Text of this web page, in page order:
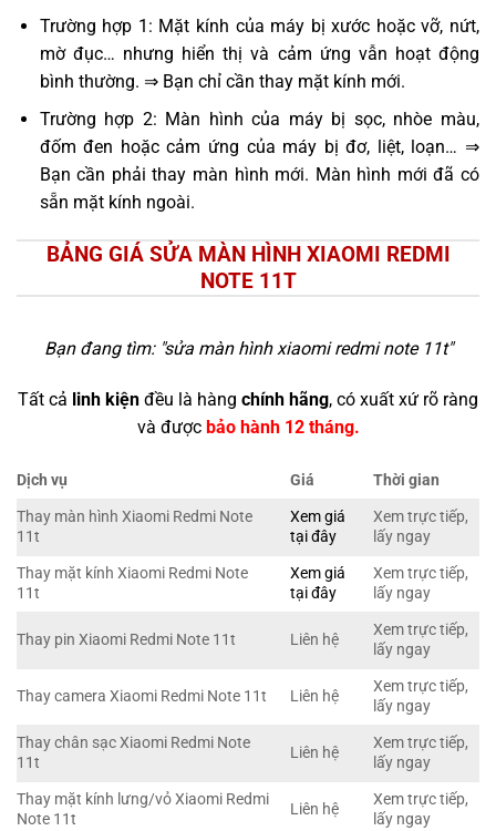
Trường hợp 1: Mặt kính của máy bị xước hoặc vỡ, nứt,
mờ đục… nhưng hiển thị và cảm ứng vẫn hoạt động
bình thường. ⇒ Bạn chỉ cần thay mặt kính mới.
Trường hợp 2: Màn hình của máy bị sọc, nhòe màu,
đốm đen hoặc cảm ứng của máy bị đơ, liệt, loạn… ⇒
Bạn cần phải thay màn hình mới. Màn hình mới đã có
sẵn mặt kính ngoài.
BẢNG GIÁ SỬA MÀN HÌNH XIAOMI REDMI
NOTE 11T
Bạn đang tìm: "sửa màn hình xiaomi redmi note 11t"
Tất cả linh kiện đều là hàng chính hãng, có xuất xứ rõ ràng
và được bảo hành 12 tháng.
Dịch vụ Giá
Thời gian
Thay màn hình Xiaomi Redmi Note
11t
Xem giá
tại đây
Xem trực tiếp,
lấy ngay
Thay mặt kính Xiaomi Redmi Note
11t
Xem giá
tại đây
Xem trực tiếp,
lấy ngay
Thay pin Xiaomi Redmi Note 11t Liên hệ
Xem trực tiếp,
lấy ngay
Thay camera Xiaomi Redmi Note 11t Liên hệ
Xem trực tiếp,
lấy ngay
Thay chân sạc Xiaomi Redmi Note
11t
Liên hệ
Xem trực tiếp,
lấy ngay
Thay mặt kính lưng/vỏ Xiaomi Redmi
Note 11t
Liên hệ
Xem trực tiếp,
lấy ngay